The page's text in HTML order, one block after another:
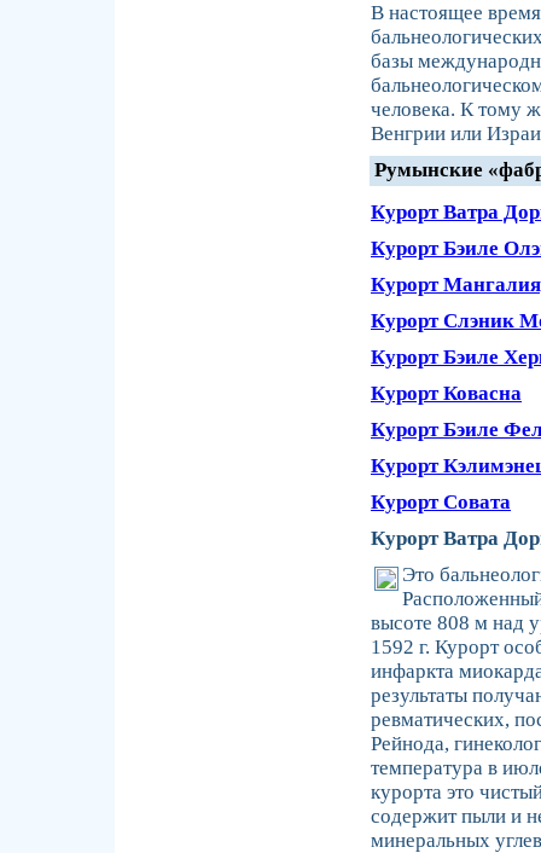
В настоящее
базы
человека. К тому
Венгрии или
Румынские
Курорт Ватра
Курорт Бэиле
Курорт
Курорт Слэник
Курорт Бэиле
Курорт Ковасна
Курорт Бэиле
Курорт
Курорт Совата
Курорт Ватра
Это
высоте 808 м над
1592 г. Курорт
инфаркта
результаты
ревматических,
Рейнода,
температура в
курорта это
содержит пыли и
минеральных